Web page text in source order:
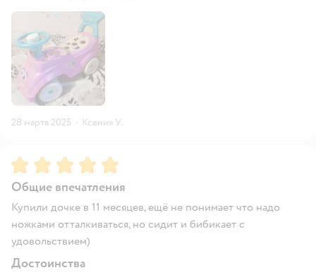
28 марта 2025 · Ксения У.
Рейтинг:5
Общие впечатления
Купили дочке в 11 месяцев, ещё не понимает что надо
ножками отталкиваться, но сидит и бибикает с
удовольствием)
Достоинства